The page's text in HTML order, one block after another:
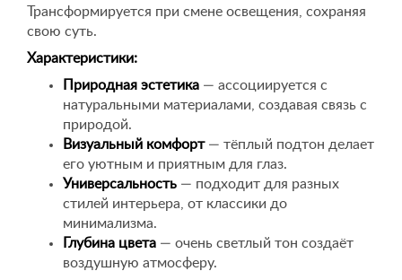
Трансформируется при смене освещения, сохраняя
свою суть.
Характеристики:
Природная эстетика — ассоциируется с
натуральными материалами, создавая связь с
природой.
Визуальный комфорт— тёплый подтон делает
его уютным и приятным для глаз.
Универсальность — подходит для разных
стилей интерьера, от классики до
минимализма.
Глубина цвета — очень светлый тон создаёт
воздушную атмосферу.